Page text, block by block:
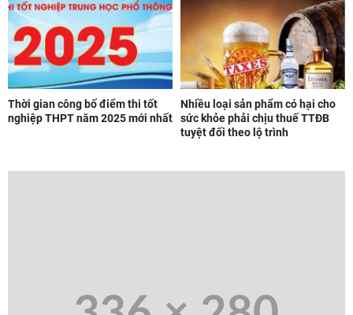
Thời gian công bố điểm thi tốt
nghiệp THPT năm 2025 mới nhất
Nhiều loại sản phẩm có hại cho
sức khỏe phải chịu thuế TTĐB
tuyệt đối theo lộ trình